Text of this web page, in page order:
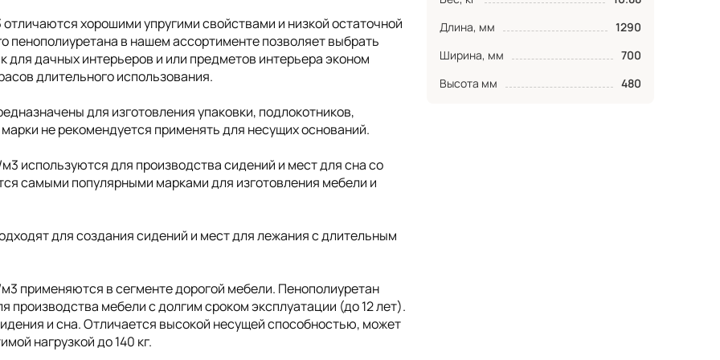
хорошими упругими свойствами и низкой остаточной
в нашем ассортименте позволяет выбрать
для дачных интерьеров и или предметов интерьера эконом
длительного использования.
для изготовления упаковки, подлокотников,
не рекомендуется применять для несущих оснований.
используются для производства сидений и мест для сна со
самыми популярными марками для изготовления мебели и
для создания сидений и мест для лежания с длительным
применяются в сегменте дорогой мебели. Пенополиуретан
производства мебели с долгим сроком эксплуатации (до 12 лет).
и сна. Отличается высокой несущей способностью, может
нагрузкой до 140 кг.
Длина, мм
1290
Ширина, мм
700
Высота мм
480